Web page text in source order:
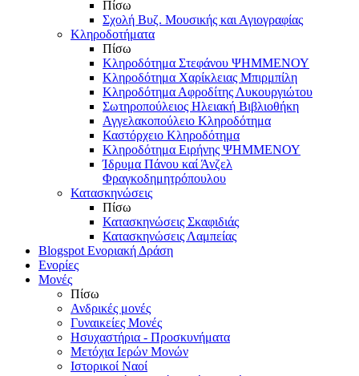
Πίσω
Σχολή Βυζ. Μουσικής και Αγιογραφίας
Κληροδοτήματα
Πίσω
Κληροδότημα Στεφάνου ΨΗΜΜΕΝΟΥ
Κληροδότημα Χαρίκλειας Μπιρμπίλη
Κληροδότημα Αφροδίτης Λυκουργιώτου
Σωτηροπούλειος Ηλειακή Βιβλιοθήκη
Αγγελακοπούλειο Κληροδότημα
Καστόρχειο Κληροδότημα
Κληροδότημα Ειρήνης ΨΗΜΜΕΝΟΥ
Ίδρυμα Πάνου καί Άνζελ
Φραγκοδημητρόπουλου
Κατασκηνώσεις
Πίσω
Κατασκηνώσεις Σκαφιδιάς
Κατασκηνώσεις Λαμπείας
Blogspot Ενοριακή Δράση
Ενορίες
Μονές
Πίσω
Ανδρικές μονές
Γυναικείες Μονές
Ησυχαστήρια - Προσκυνήματα
Μετόχια Ιερών Μονών
Ιστορικοί Ναοί